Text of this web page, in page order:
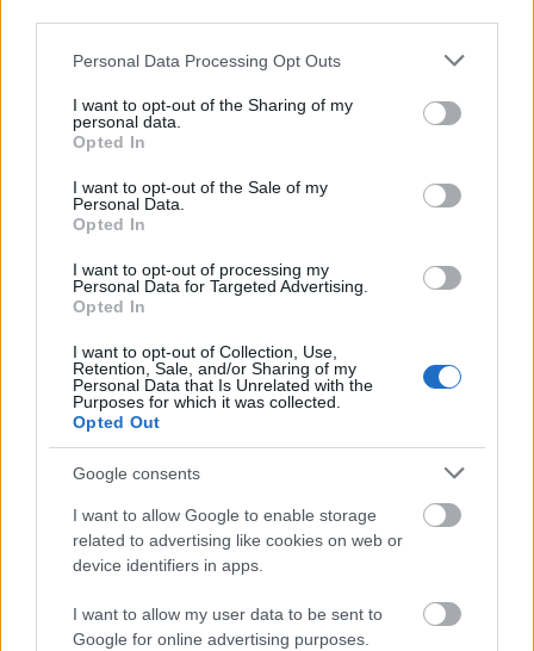
Please note that this website/app uses one or more Google
not limited to your visit or usage behaviour. You may click to
grant or deny consent to Google and its third-party tags to
use your data for below specified purposes in below Google
consent section.
Personal Data Processing Opt Outs
I want to opt-out of the Sharing of my
personal data.
Opted In
I want to opt-out of the Sale of my
Personal Data.
Opted In
I want to opt-out of processing my
Personal Data for Targeted Advertising.
Opted In
I want to opt-out of Collection, Use,
Retention, Sale, and/or Sharing of my
Personal Data that Is Unrelated with the
Purposes for which it was collected.
Opted Out
Google consents
I want to allow Google to enable storage
related to advertising like cookies on web or
device identifiers in apps.
I want to allow my user data to be sent to
Google for online advertising purposes.
Η Γιορτή Θράψαλου στην Αβυθο με γεύση και χορό
Το άθλημα της μακροζωίας: Χαρίζει έως και 5
επιπλέον χρόνια ζωής